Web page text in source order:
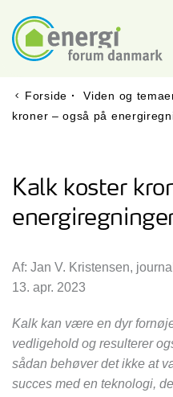
Forside · Viden og
kroner – også på
Kalk koster
Af: Jan V. Kristensen,
13. apr. 2023
Kalk kan være en dyr
vedligehold og resulterer
sådan behøver det ikke at
succes med en teknologi,